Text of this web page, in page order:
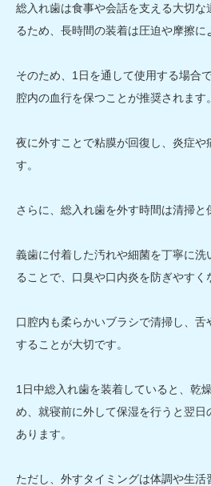
総入れ歯は食事や会話を支える大切
るため、長時間の装着は圧迫や摩擦に
そのため、1日を通して使用する場合
腔内の血行を保つことが推奨されます。
夜に外すことで粘膜が回復し、炎症や
す。
さらに、総入れ歯を外す時間は清掃と
義歯に付着した汚れや細菌を丁寧に洗
ることで、口臭や口内炎を防ぎやすく
口腔内も柔らかいブラシで清掃し、
することが大切です。
1日中総入れ歯を装着していると、乾
め、就寝前に外して保湿を行うと翌
あります。
ただし、外すタイミングは体調や生